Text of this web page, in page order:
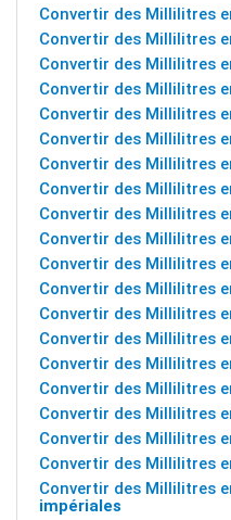
Convertir des Millilitres
Convertir des Millilitres
Convertir des Millilitres
Convertir des Millilitres
Convertir des Millilitres
Convertir des Millilitres
Convertir des Millilitres
Convertir des Millilitres
Convertir des Millilitres
Convertir des Millilitres
Convertir des Millilitres
Convertir des Millilitres
Convertir des Millilitres
Convertir des Millilitres
Convertir des Millilitres
Convertir des Millilitres
Convertir des Millilitres
Convertir des Millilitres
Convertir des Millilitres
Convertir des Millilitres
impériales